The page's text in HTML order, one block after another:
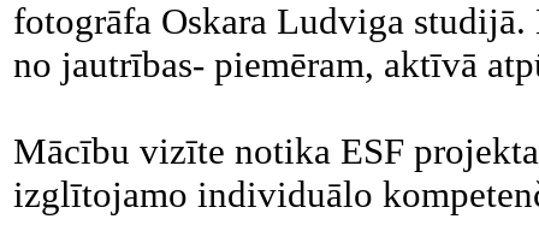
fotogrāfa Oskara Ludviga
no jautrības- piemēram, aktīvā
Mācību vizīte notika ESF
izglītojamo individuālo